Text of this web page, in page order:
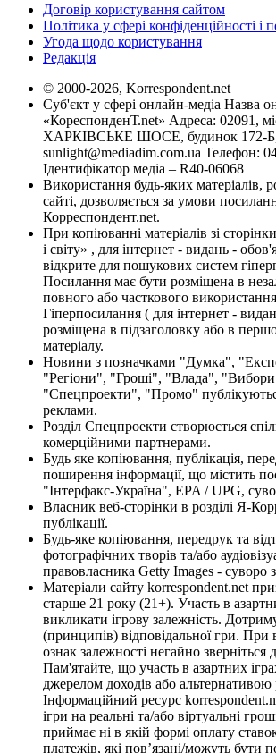
Договір користування сайтом
Політика у сфері конфіденційності і
Угода щодо користування
Редакція
© 2000-2026, Korrespondent.net
Суб'єкт у сфері онлайн-медіа Назва
«КореспонденТ.net» Адреса: 02091,
ХАРКІВСЬКЕ ШОСЕ, будинок 172-Б,
sunlight@mediadim.com.ua Телефон:
Ідентифікатор медіа – R40-06068
Використання будь-яких матеріалів,
сайті, дозволяється за умови
Корреспондент.net.
При копіюванні матеріалів зі
і світу» , для інтернет - видань -
відкрите для пошукових систем
Посилання має бути розміщена в
повного або часткового використання
Гіперпосилання ( для інтернет -
розміщена в підзаголовку або в
матеріалу.
Новини з позначками "Думка",
"Регіони", "Гроші", "Влада",
"Спецпроекти", "Промо"
реклами.
Розділ Спецпроекти створюється
комерційними партнерами.
Будь яке копіювання, публікація,
поширення інформації, що містить
"Інтерфакс-Україна", EPA / UPG,
Власник веб-сторінки в розділі Я-
публікації.
Будь-яке копіювання, передрук та
фотографічних творів та/або
правовласника Getty Images - суворо
Матеріали сайту korrespondent.net
старше 21 року (21+). Участь в
викликати ігрову залежність.
(принципів) відповідальної гри.
ознак залежності негайно зверніться
Пам'ятайте, що участь в азартних
джерелом доходів або альтернативою
Інформаційний ресурс
ігри на реальні та/або віртуальні
приймає ні в якій формі оплату
платежів, які пов’язані/можуть бути